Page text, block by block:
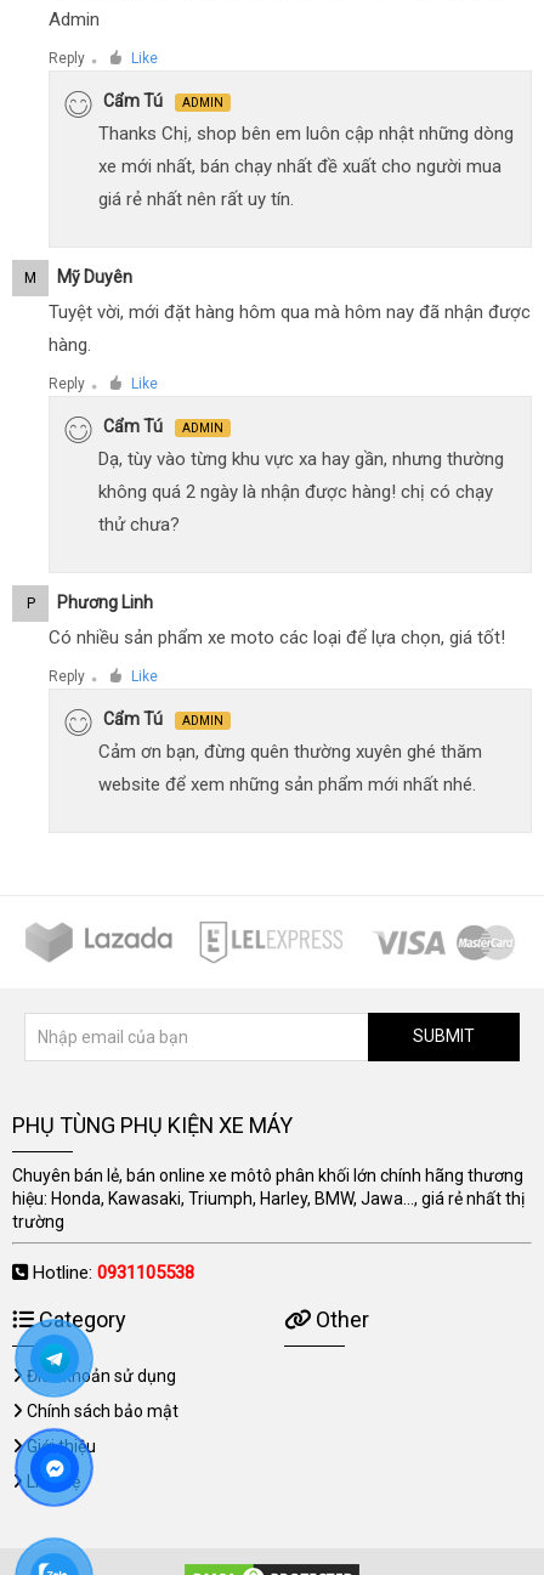
Admin
Reply ● Like
Cẩm Tú ADMIN
Thanks Chị, shop bên em luôn cập nhật những dòng
xe mới nhất, bán chạy nhất đề xuất cho người mua
giá rẻ nhất nên rất uy tín.
M Mỹ Duyên
Tuyệt vời, mới đặt hàng hôm qua mà hôm nay đã nhận được
hàng.
Reply ● Like
Cẩm Tú ADMIN
Dạ, tùy vào từng khu vực xa hay gần, nhưng thường
không quá 2 ngày là nhận được hàng! chị có chạy
thử chưa?
P Phương Linh
Có nhiều sản phẩm xe moto các loại để lựa chọn, giá tốt!
Reply ● Like
Cẩm Tú ADMIN
Cảm ơn bạn, đừng quên thường xuyên ghé thăm
website để xem những sản phẩm mới nhất nhé.
SUBMIT
PHỤ TÙNG PHỤ KIỆN XE MÁY
Chuyên bán lẻ, bán online xe môtô phân khối lớn chính hãng thương
hiệu: Honda, Kawasaki, Triumph, Harley, BMW, Jawa..., giá rẻ nhất thị
trường
Hotline: 0931105538
Category
Điều khoản sử dụng
Chính sách bảo mật
Giới thiệu
Liên hệ
Other